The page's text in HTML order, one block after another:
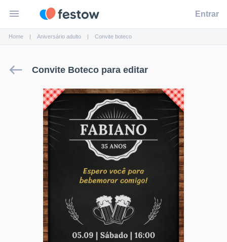
menu Entrar
Home Aniversário adulto Convite boteco
west Convite Boteco para editar